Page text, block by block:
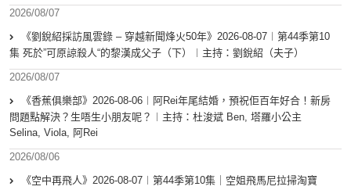
2026/08/07
《劉銳紹採訪風雲錄 – 穿越新聞烽火50年》2026-08-07︱第44季第10
集 死於”可原諒殺人“的黎漢成父子（下）︱主持：劉銳紹（夫子）
2026/08/07
《香蕉俱樂部》2026-08-06︱阿Rei年尾結婚，預祝佢百年好合！新房
問題點解決？生唔生小朋友呢？︱主持：杜浚斌 Ben, 塔羅小公主
Selina, Viola, 阿Rei
2026/08/06
《空中再飛人》2026-08-07︱第44季第10集｜空姐飛馬尼拉掃淘寶